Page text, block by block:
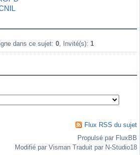
dans ce sujet: 0 , Invité(s): 1
Flux RSS du sujet
Propulsé par FluxBB
Modifié par Visman Traduit par N-Studio18